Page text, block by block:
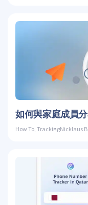
如何與家庭成員
How To TrackingNicklaus